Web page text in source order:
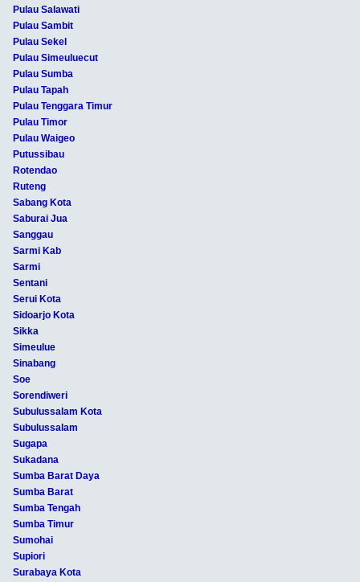
Pulau Salawati
Pulau Sambit
Pulau Sekel
Pulau Simeuluecut
Pulau Sumba
Pulau Tapah
Pulau Tenggara Timur
Pulau Timor
Pulau Waigeo
Putussibau
Rotendao
Ruteng
Sabang Kota
Saburai Jua
Sanggau
Sarmi Kab
Sarmi
Sentani
Serui Kota
Sidoarjo Kota
Sikka
Simeulue
Sinabang
Soe
Sorendiweri
Subulussalam Kota
Subulussalam
Sugapa
Sukadana
Sumba Barat Daya
Sumba Barat
Sumba Tengah
Sumba Timur
Sumohai
Supiori
Surabaya Kota